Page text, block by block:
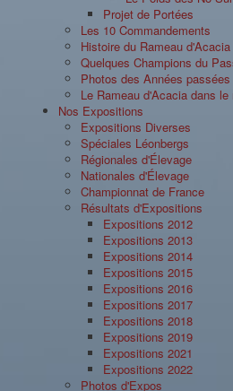
Projet de Portées
Les 10 Commandements
Histoire du Rameau d'Acacia
Quelques Champions du
Photos des Années passées
Le Rameau d'Acacia dans le
Nos Expositions
Expositions Diverses
Spéciales Léonbergs
Régionales d'Élevage
Nationales d'Élevage
Championnat de France
Résultats d'Expositions
Expositions 2012
Expositions 2013
Expositions 2014
Expositions 2015
Expositions 2016
Expositions 2017
Expositions 2018
Expositions 2019
Expositions 2021
Expositions 2022
Photos d'Expos